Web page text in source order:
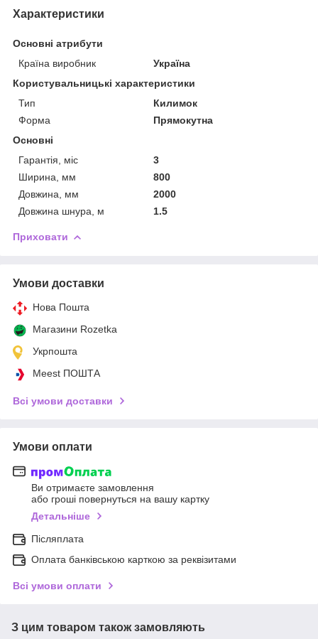
Характеристики
Основні атрибути
Країна виробник
Україна
Користувальницькі характеристики
Тип
Килимок
Форма
Прямокутна
Основні
Гарантія, міс
3
Ширина, мм
800
Довжина, мм
2000
Довжина шнура, м
1.5
Приховати
Умови доставки
Нова Пошта
Магазини Rozetka
Укрпошта
Meest ПОШТА
Всі умови доставки
Умови оплати
Ви отримаєте замовлення
або гроші повернуться на вашу картку
Детальніше
Післяплата
Оплата банківською карткою за реквізитами
Всі умови оплати
З цим товаром також замовляють